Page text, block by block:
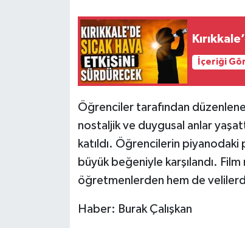
İçeriği
Öğrenciler tarafından
nostaljik ve duygusal anlar
katıldı. Öğrencilerin
büyük beğeniyle karşılandı.
öğretmenlerden hem de
Haber: Burak Çalışkan